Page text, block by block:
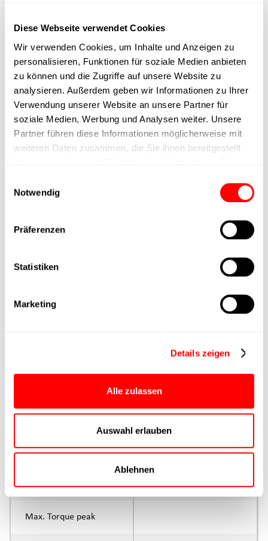
Diese Webseite verwendet Cookies
Wir verwenden Cookies, um Inhalte und Anzeigen zu
personalisieren, Funktionen für soziale Medien anbieten
zu können und die Zugriffe auf unsere Website zu
analysieren. Außerdem geben wir Informationen zu Ihrer
Verwendung unserer Website an unsere Partner für
soziale Medien, Werbung und Analysen weiter. Unsere
Partner führen diese Informationen möglicherweise mit
weiteren Daten zusammen, die Sie ihnen bereitgestellt
Notwendig
Präferenzen
Statistiken
Marketing
Details zeigen
Alle zulassen
Auswahl erlauben
Ablehnen
Nominal force
Max. Holder force
Min. lifting time
Max. Feed force
Product group
Max. feed force Fx tip
continuous operation
Max. Torque peak